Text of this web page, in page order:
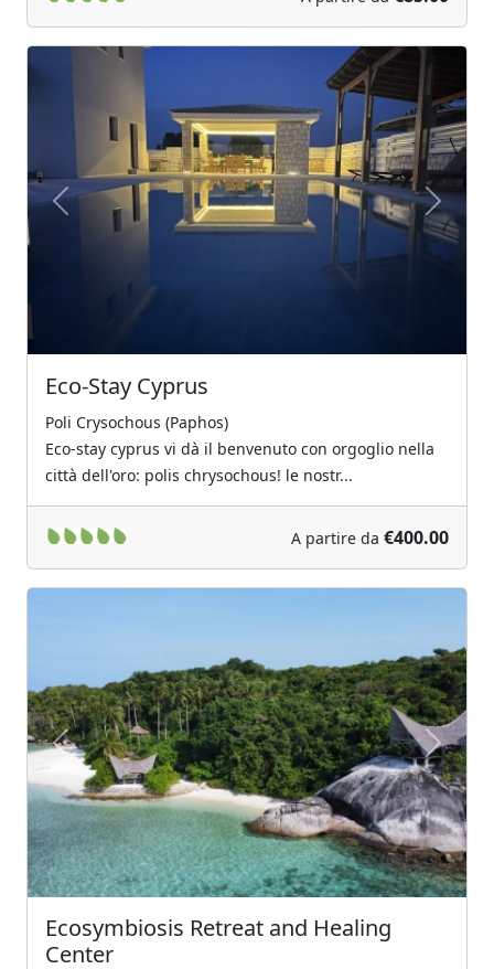
Previous Next
Eco-Stay Cyprus
Poli Crysochous (Paphos)
Eco-stay cyprus vi dà il benvenuto con orgoglio nella
città dell'oro: polis chrysochous! le nostr...
A partire da €400.00
Previous Next
Ecosymbiosis Retreat and Healing
Center